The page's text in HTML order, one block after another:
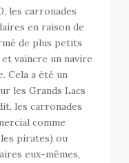
les carronades
en raison de
de plus petits
vaincre un navire
Cela a été un
les Grands Lacs
les carronades
comme
pirates) ou
eux-mêmes,